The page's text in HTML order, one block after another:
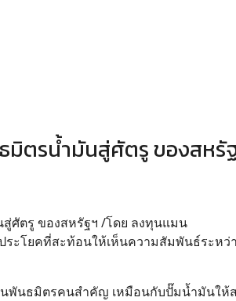
มิตรน้ำมันสู่ศัตรู ของสหรั
สู่ศัตรู ของสหรัฐฯ /โดย ลงทุนแมน
ะโยคที่สะท้อนให้เห็นความสัมพันธ์ระหว่
อนพันธมิตรคนสำคัญ เหมือนกับปั๊มน้ำมันใ